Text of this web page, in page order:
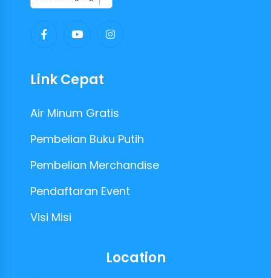
Link Cepat
Air Minum Gratis
Pembelian Buku Putih
Pembelian Merchandise
Pendaftaran Event
Visi Misi
Location